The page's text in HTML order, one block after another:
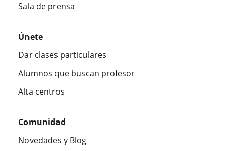
Sala de prensa
Únete
Dar clases particulares
Alumnos que buscan profesor
Alta centros
Comunidad
Novedades y Blog